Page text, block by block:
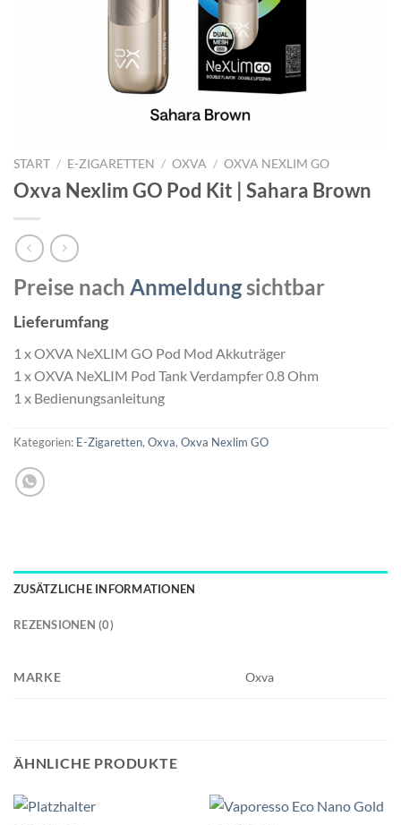
START / E-ZIGARETTEN / OXVA / OXVA NEXLIM GO
Oxva Nexlim GO Pod Kit | Sahara Brown
Preise nach Anmeldungsichtbar
Lieferumfang
1 x OXVA NeXLIM GO Pod Mod Akkuträger
1 x OXVA NeXLIM Pod Tank Verdampfer 0.8 Ohm
1 x Bedienungsanleitung
Kategorien: E-Zigaretten, Oxva, Oxva Nexlim GO
ZUSÄTZLICHE INFORMATIONEN
REZENSIONEN (0)
MARKE Oxva
ÄHNLICHE PRODUKTE